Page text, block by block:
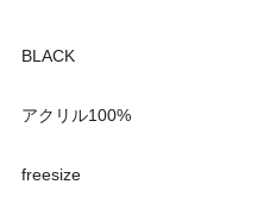
BLACK
アクリル100%
freesize